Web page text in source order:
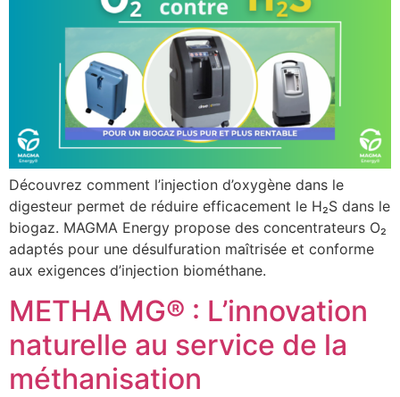
Découvrez comment l’injection d’oxygène dans le
digesteur permet de réduire efficacement le H₂S dans le
biogaz. MAGMA Energy propose des concentrateurs O₂
adaptés pour une désulfuration maîtrisée et conforme
aux exigences d’injection biométhane.
METHA MG® : L’innovation
naturelle au service de la
méthanisation